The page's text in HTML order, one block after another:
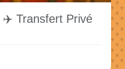
✈️ Transfert Privé